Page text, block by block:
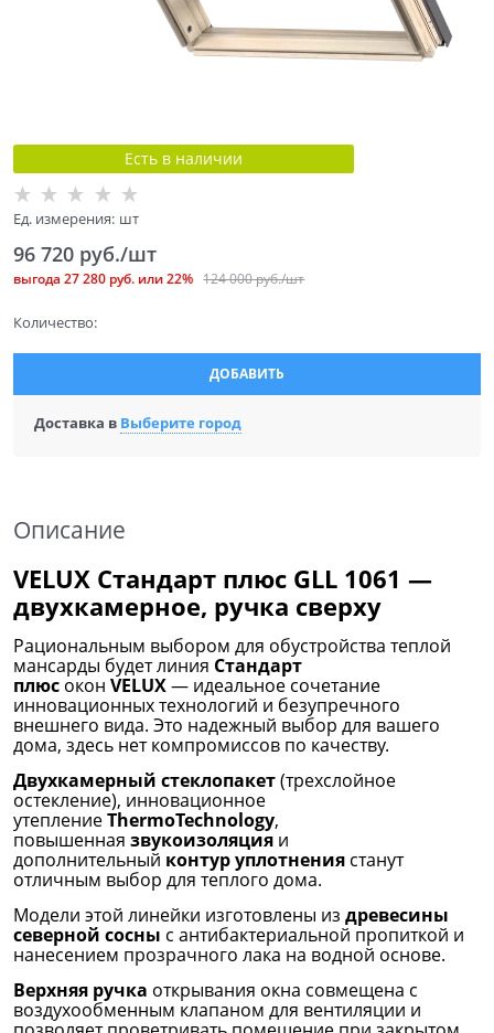
Есть в наличии
Ед. измерения: шт
124 000 руб./шт
96 720 руб./шт
выгода 27 280 руб. или22%
Количество:
ДОБАВИТЬ
Доставка в Выберите город
Описание
VELUX Стандарт плюс GLL 1061 —
двухкамерное, ручка сверху
Рациональным выбором для обустройства теплой
мансарды будет линия Стандарт
плюс окон VELUX— идеальное сочетание
инновационных технологий и безупречного
внешнего вида. Это надежный выбор для вашего
дома, здесь нет компромиссов по качеству.
Двухкамерный стеклопакет(трехслойное
остекление), инновационное
утеплениеThermoTechnology,
повышенная звукоизоляция и
дополнительный контур уплотнения станут
отличным выбор для теплого дома.
Модели этой линейки изготовлены из древесины
северной сосны с антибактериальной пропиткой и
нанесением прозрачного лака на водной основе.
Верхняя ручка открывания окна совмещена с
воздухообменным клапаном для вентиляции и